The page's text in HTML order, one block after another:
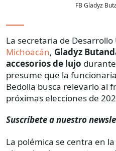
FB Gladyz
La secretaria de
Michoacán, Gladyz
accesorios de lujo
presume que la
Bedolla busca relevarlo al
próximas elecciones de
Suscríbete a nuestro
La polémica se centra en